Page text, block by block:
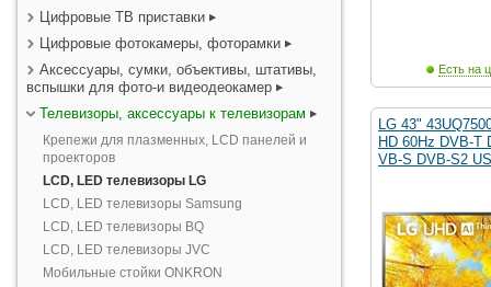
Цифровые ТВ приставки
Цифровые фотокамеры, фоторамки
Аксессуары, сумки, объективы, штативы,
вспышки для фото-и видеодеокамер
Телевизоры, аксессуары к телевизорам
Крепежи для плазменных, LCD панелей и
проекторов
LCD, LED телевизоры LG
LCD, LED телевизоры Samsung
LCD, LED телевизоры BQ
LCD, LED телевизоры JVC
Мобильные стойки ONKRON
Есть на
LG 43"
HD 60Hz DVB-T
VB-S DVB-S2